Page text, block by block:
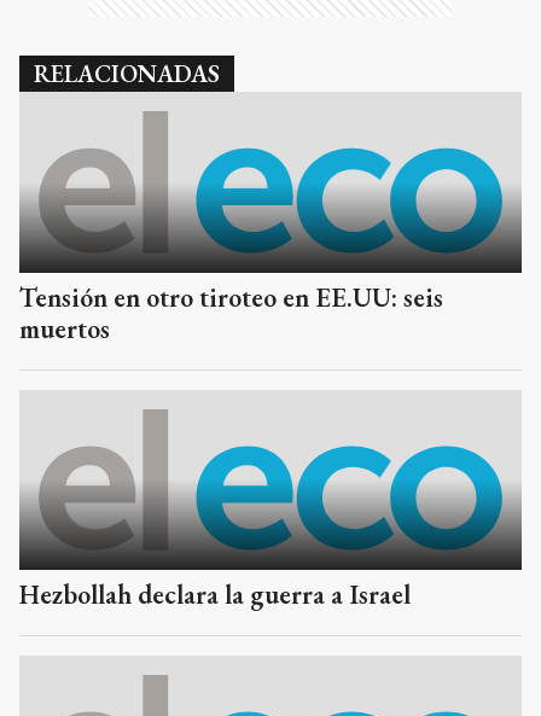
RELACIONADAS
Tensión en otro tiroteo en EE.UU: seis
muertos
Hezbollah declara la guerra a Israel